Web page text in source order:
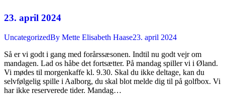
23. april 2024
UncategorizedBy Mette Elisabeth Haase23. april 2024
Så er vi godt i gang med forårssæsonen. Indtil nu godt vejr om
mandagen. Lad os håbe det fortsætter. På mandag spiller vi i Øland.
Vi mødes til morgenkaffe kl. 9.30. Skal du ikke deltage, kan du
selvfølgelig spille i Aalborg, du skal blot melde dig til på golfbox. Vi
har ikke reserverede tider. Mandag…